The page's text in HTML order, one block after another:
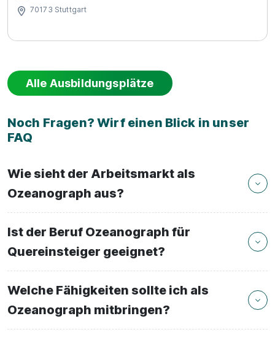
70173 Stuttgart
Alle Ausbildungsplätze
Noch Fragen? Wirf einen Blick in unser
FAQ
Wie sieht der Arbeitsmarkt als
Ozeanograph aus?
Ist der Beruf Ozeanograph für
Quereinsteiger geeignet?
Welche Fähigkeiten sollte ich als
Ozeanograph mitbringen?